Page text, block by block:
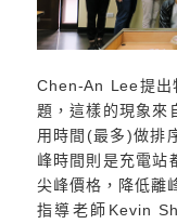
Chen-An Lee提出
題，這樣的現象來
用時間(最多)做排
峰時間則是充電站
尖峰價格，降低離
指導老師Kevin